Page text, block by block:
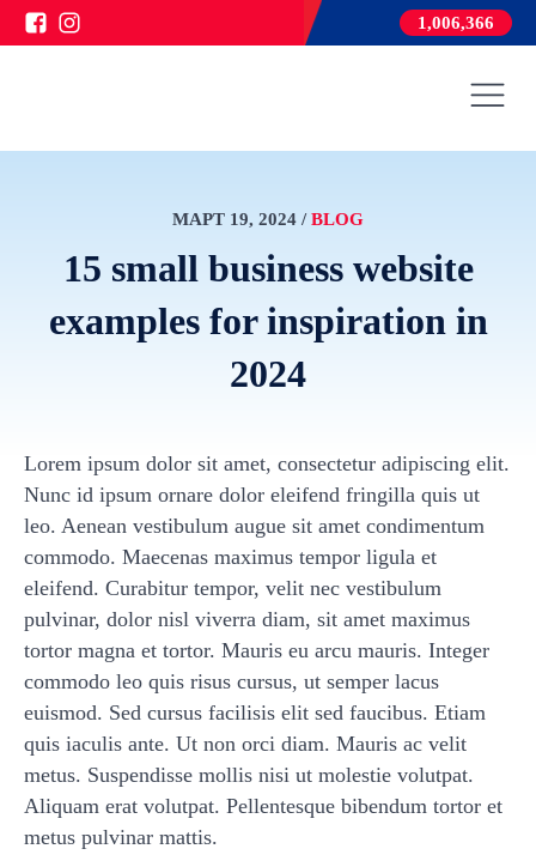
1,006,366
МАРТ 19, 2024 /BLOG
15 small business website
examples for inspiration in
2024
Lorem ipsum dolor sit amet, consectetur adipiscing elit.
Nunc id ipsum ornare dolor eleifend fringilla quis ut
leo. Aenean vestibulum augue sit amet condimentum
commodo. Maecenas maximus tempor ligula et
eleifend. Curabitur tempor, velit nec vestibulum
pulvinar, dolor nisl viverra diam, sit amet maximus
tortor magna et tortor. Mauris eu arcu mauris. Integer
commodo leo quis risus cursus, ut semper lacus
euismod. Sed cursus facilisis elit sed faucibus. Etiam
quis iaculis ante. Ut non orci diam. Mauris ac velit
metus. Suspendisse mollis nisi ut molestie volutpat.
Aliquam erat volutpat. Pellentesque bibendum tortor et
metus pulvinar mattis.